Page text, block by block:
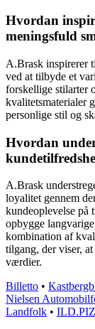
Hvordan
meningsfuld
A.Brask inspirerer
ved at tilbyde et
forskellige stilarter
kvalitetsmaterialer
personlige stil og
Hvordan
A.Brask
loyalitet gennem
kundeoplevelse på
opbygge
kombination af
tilgang, der viser,
værdier.
Billetto •
Nielsen
Landfolk •